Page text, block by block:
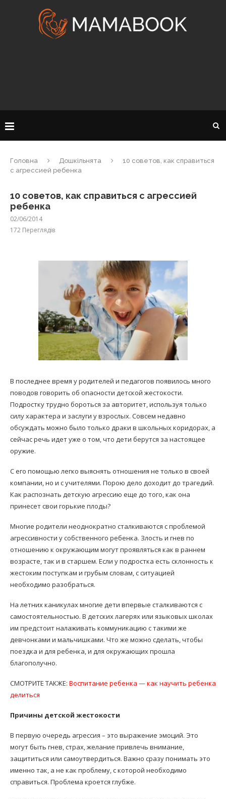
Головна Дошкільнята
10 советов, как справиться
с агрессией ребенка
10 советов, как справиться с агрессией
ребенка
02/06/2014
172 Переглядів
В последнее время у родителей и педагогов появилось много
поводов говорить об опасности детской жестокости.
Подростку трудно бороться за авторитет, используя только
силу характера и заслуги у взрослых. Совсем недавно
обсуждать можно было только драки в школьных коридорах, а
сейчас речь идет уже о том, что дети берутся за настоящее
оружие.
С его помощью легко выяснять отношения не только в своей
компании, но и с учителями. Порою дело доходит до трагедий.
Как распознать детскую агрессию еще до того, как она
принесет свои горькие плоды?
Многие родители неоднократно сталкиваются с проблемой
агрессивности у собственного ребенка. Злость и гнев по
отношению к окружающим могут проявляться как в раннем
возрасте, так и в старшем. Если у подростка есть склонность к
жестоким поступкам и грубым словам, с ситуацией
необходимо разобраться.
На летних каникулах многие дети впервые сталкиваются с
самостоятельностью. В детских лагерях или языковых школах
им предстоит налаживать коммуникацию с такими же
девчонками и мальчишками. Что же можно сделать, чтобы
поездка и для ребенка, и для окружающих прошла
благополучно.
СМОТРИТЕ ТАКЖЕ: Воспитание ребенка — как научить ребенка
делиться
Причины детской жестокости
В первую очередь агрессия – это выражение эмоций. Это
могут быть гнев, страх, желание привлечь внимание,
защититься или самоутвердиться. Важно сразу понимать это
именно так, а не как проблему, с которой необходимо
справиться. Проблема кроется глубже.